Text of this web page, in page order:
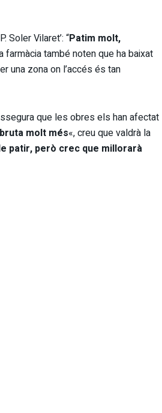
Soler Vilaret’: “Patim molt,
farmàcia també noten que ha baixat
una zona on l’accés és tan
que les obres els han afectat
molt més«, creu que valdrà la
patir, però crec que millorarà